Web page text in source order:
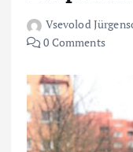
Vsevolod
0 Comments